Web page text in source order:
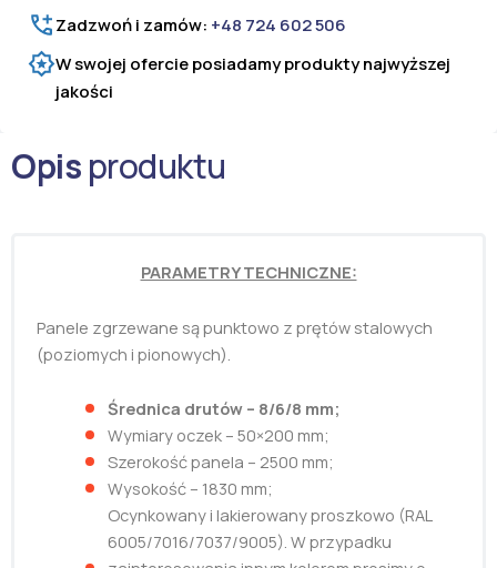
i
lakierowany
proszkowo
H=1830
mm
Zadzwoń i zamów: +48 724 602 506
W swojej ofercie posiadamy produkty najwyższej
jakości
Opisproduktu
PARAMETRY TECHNICZNE:
Panele zgrzewane są punktowo z prętów stalowych
(poziomych i pionowych).
Średnica drutów – 8/6/8 mm;
Wymiary oczek – 50×200 mm;
Szerokość panela – 2500 mm;
Wysokość – 1830 mm;
Ocynkowany i lakierowany proszkowo (RAL
6005/7016/7037/9005). W przypadku